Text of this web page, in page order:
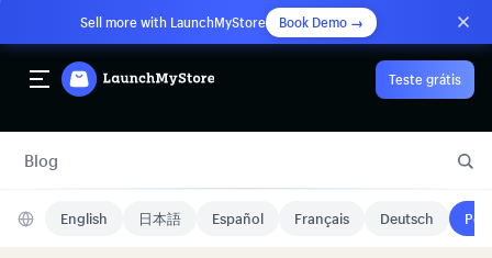
Sell more with LaunchMyStore Book Demo →
Teste grátis
Blog
English 日本語 Español Français Deutsch